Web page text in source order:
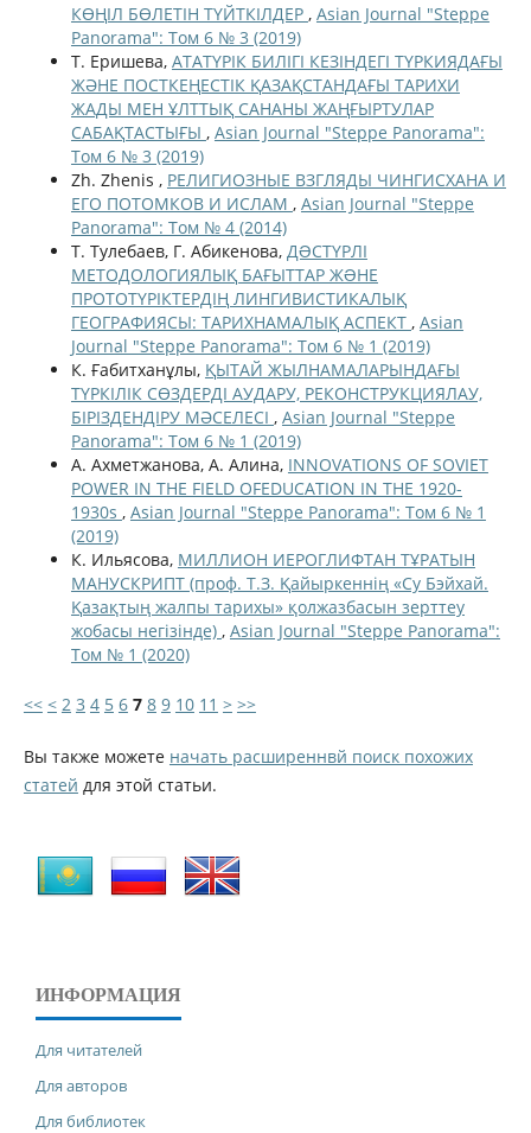
КӨҢІЛ БӨЛЕТІН ТҮЙТКІЛДЕР , Asian Journal "Steppe
Panorama": Том 6 № 3 (2019)
Т. Еришева, АТАТҮРІК БИЛІГІ КЕЗІНДЕГІ ТҮРКИЯДАҒЫ
ЖӘНЕ ПОСТКЕҢЕСТІК ҚАЗАҚСТАНДАҒЫ ТАРИХИ
ЖАДЫ МЕН ҰЛТТЫҚ САНАНЫ ЖАҢҒЫРТУЛАР
САБАҚТАСТЫҒЫ , Asian Journal "Steppe Panorama":
Том 6 № 3 (2019)
Zh. Zhenis , РЕЛИГИОЗНЫЕ ВЗГЛЯДЫ ЧИНГИСХАНА И
ЕГО ПОТОМКОВ И ИСЛАМ , Asian Journal "Steppe
Panorama": Том № 4 (2014)
Т. Тулебаев, Г. Абикенова, ДƏСТҮРЛІ
МЕТОДОЛОГИЯЛЫҚ БАҒЫТТАР ЖƏНЕ
ПРОТОТҮРІКТЕРДІҢ ЛИНГИВИСТИКАЛЫҚ
ГЕОГРАФИЯСЫ: ТАРИХНАМАЛЫҚ АСПЕКТ , Asian
Journal "Steppe Panorama": Том 6 № 1 (2019)
К. Ғабитханұлы, ҚЫТАЙ ЖЫЛНАМАЛАРЫНДАҒЫ
ТҮРКІЛІК СӨЗДЕРДІ АУДАРУ, РЕКОНСТРУКЦИЯЛАУ,
БІРІЗДЕНДІРУ МӘСЕЛЕСІ , Asian Journal "Steppe
Panorama": Том 6 № 1 (2019)
А. Ахметжанова, А. Алина, INNOVATIONS OF SOVIET
POWER IN THE FIELD OFEDUCATION IN THE 1920-
1930s , Asian Journal "Steppe Panorama": Том 6 № 1
(2019)
К. Ильясова, МИЛЛИОН ИЕРОГЛИФТАН ТҰРАТЫН
МАНУСКРИПТ (проф. Т.З. Қайыркеннің «Су Бэйхай.
Қазақтың жалпы тарихы» қолжазбасын зерттеу
жобасы негізінде) , Asian Journal "Steppe Panorama":
Том № 1 (2020)
<< < 2 3 4 5 6 7 8 9 10 11 > >>
Вы также можете начать расширеннвй поиск похожих
статей для этой статьи.
ИНФОРМАЦИЯ
Для читателей
Для авторов
Для библиотек